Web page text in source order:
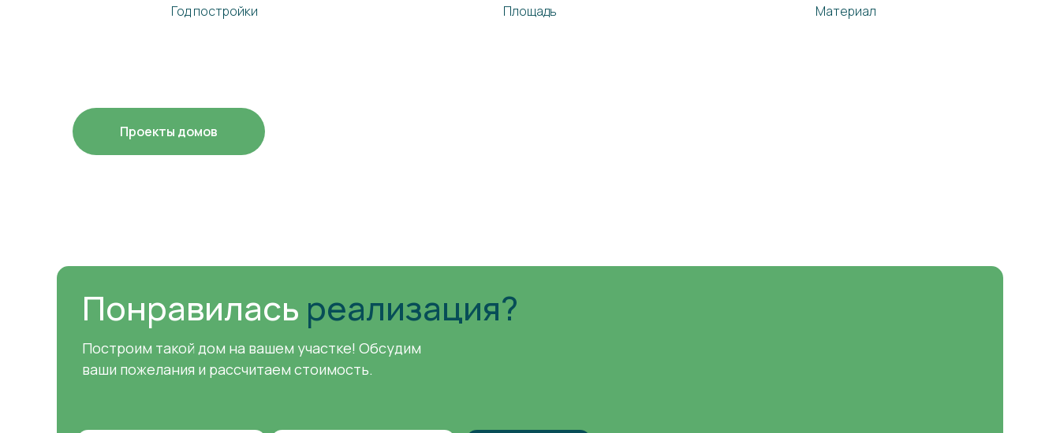
Год постройки Площадь Материал
Проекты домов
Понравилась реализация?
Построим такой дом на вашем участке! Обсудим
ваши пожелания и рассчитаем стоимость.